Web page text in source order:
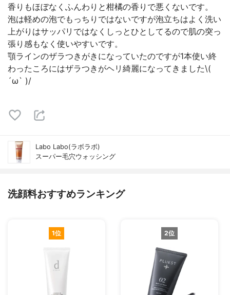
香りもほぼなくふんわりと柑橘の香りで悪くないです。
泡は軽めの泡でもっちりではないですが泡立ちはよく洗い
上がりはサッパリではなくしっとひとしてるので肌の突っ
張り感もなく使いやすいです。
顎ラインのザラつきがきになっていたのですが1本使い終
わったころにはザラつきがヘリ綺麗になってきました\(
´ω` )/
Labo Labo(ラボラボ)
スーパー毛穴ウォッシング
洗顔料おすすめランキング
1位 2位